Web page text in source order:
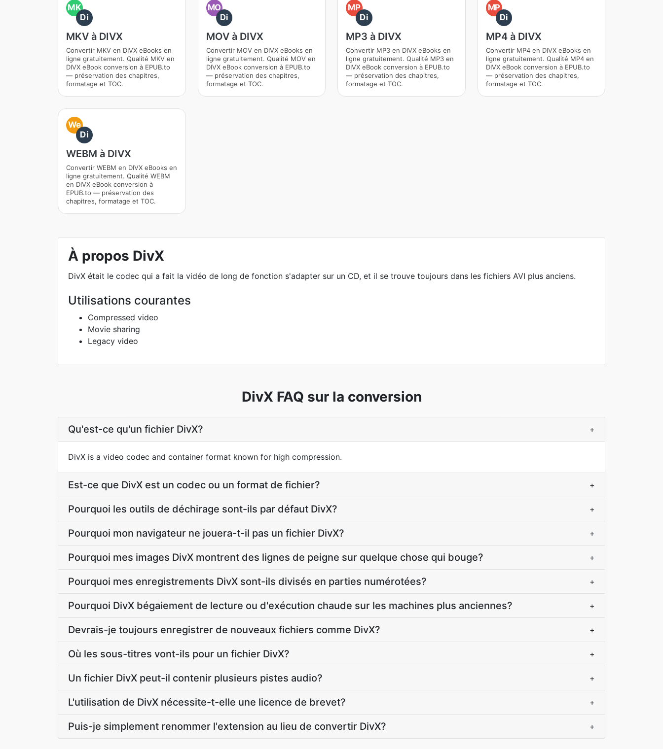
MK
Di
MKV à DIVX
Convertir MKV en DIVX eBooks en
ligne gratuitement. Qualité MKV en
DIVX eBook conversion à EPUB.to
— préservation des chapitres,
formatage et TOC.
MO
Di
MOV à DIVX
Convertir MOV en DIVX eBooks en
ligne gratuitement. Qualité MOV en
DIVX eBook conversion à EPUB.to
— préservation des chapitres,
formatage et TOC.
MP
Di
MP3 à DIVX
Convertir MP3 en DIVX eBooks en
ligne gratuitement. Qualité MP3 en
DIVX eBook conversion à EPUB.to
— préservation des chapitres,
formatage et TOC.
MP
Di
MP4 à DIVX
Convertir MP4 en DIVX eBooks en
ligne gratuitement. Qualité MP4 en
DIVX eBook conversion à EPUB.to
— préservation des chapitres,
formatage et TOC.
We
Di
WEBM à DIVX
Convertir WEBM en DIVX eBooks en
ligne gratuitement. Qualité WEBM
en DIVX eBook conversion à
EPUB.to — préservation des
chapitres, formatage et TOC.
À propos DivX
DivX était le codec qui a fait la vidéo de long de fonction s'adapter sur un CD, et il se trouve toujours dans les fichiers AVI plus anciens.
Utilisations courantes
Compressed video
Movie sharing
Legacy video
DivX FAQ sur la conversion
Qu'est-ce qu'un fichier DivX? +
DivX is a video codec and container format known for high compression.
Est-ce que DivX est un codec ou un format de fichier? +
Pourquoi les outils de déchirage sont-ils par défaut DivX? +
Pourquoi mon navigateur ne jouera-t-il pas un fichier DivX? +
Pourquoi mes images DivX montrent des lignes de peigne sur quelque chose qui bouge? +
Pourquoi mes enregistrements DivX sont-ils divisés en parties numérotées? +
Pourquoi DivX bégaiement de lecture ou d'exécution chaude sur les machines plus anciennes? +
Devrais-je toujours enregistrer de nouveaux fichiers comme DivX? +
Où les sous-titres vont-ils pour un fichier DivX? +
Un fichier DivX peut-il contenir plusieurs pistes audio? +
L'utilisation de DivX nécessite-t-elle une licence de brevet? +
Puis-je simplement renommer l'extension au lieu de convertir DivX? +